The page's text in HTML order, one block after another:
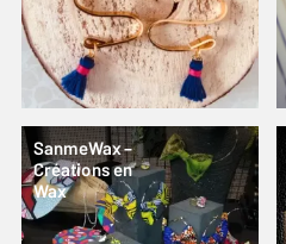
SanmeWax –
Créations en
Wax